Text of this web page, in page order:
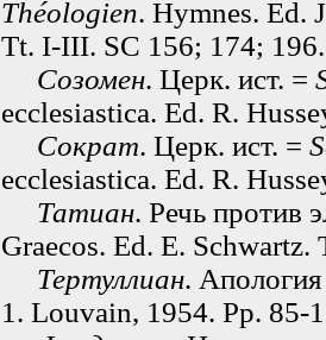
Théologien. Hymnes. Ed.
Tt. I-III. SC 156; 174;
Созомен. Церк. ист. =
ecclesiastica. Ed. R.
Сократ. Церк. ист. =
ecclesiastica. Ed. R.
Татиан. Речь против
Graecos. Ed. E.
Тертуллиан.
1. Louvain, 1954. Pp. 85-